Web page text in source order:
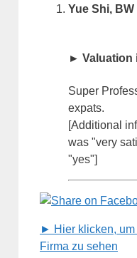
Yue Shi, BW
► Valuation
Super
expats.
[Additional
was "very
"yes"]
► Hier klicken,
Firma zu sehen